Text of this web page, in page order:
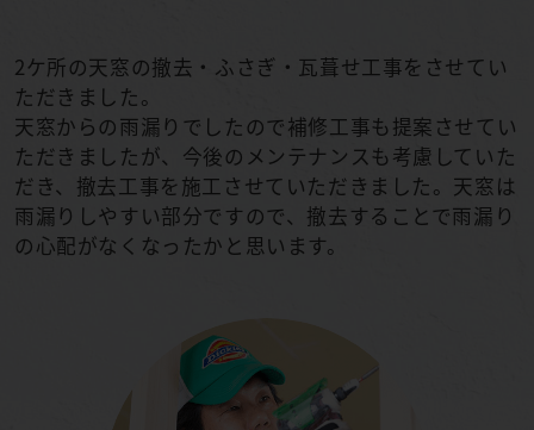
2ケ所の天窓の撤去・ふさぎ・瓦葺せ工事をさせてい
ただきました。
天窓からの雨漏りでしたので補修工事も提案させてい
ただきましたが、今後のメンテナンスも考慮していた
だき、撤去工事を施工させていただきました。天窓は
雨漏りしやすい部分ですので、撤去することで雨漏り
の心配がなくなったかと思います。